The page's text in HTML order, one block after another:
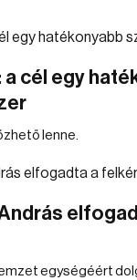
a cél egy
lenne.
egységéért